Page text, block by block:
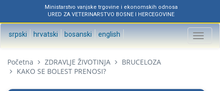
Ministarstvo vanjske trgovine i ekonomskih odnosa
URED ZA VETERINARSTVO BOSNE I HERCEGOVINE
srpski hrvatski bosanski english
Toggle
Početna ZDRAVLJE ŽIVOTINJA
BRUCELOZA
KAKO SE BOLEST PRENOSI?